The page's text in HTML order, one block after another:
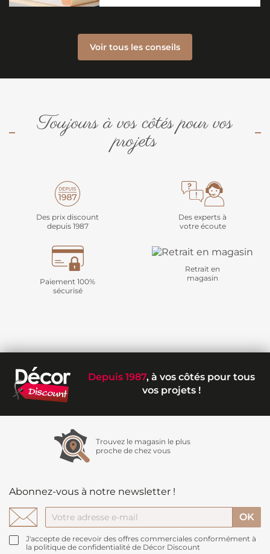
Voir tous les conseils
Toujours à vos côtés pour vos
projets
Des prix discount
depuis 1987
Des experts à
votre écoute
Paiement 100%
sécurisé
Retrait en
magasin
Depuis 1987, à vos côtés pour tous
vos projets !
Trouvez le magasin le plus
proche de chez vous
Abonnez-vous à notre newsletter !
J'accepte de recevoir des offres commerciales conformément à
la politique de confidentialité de Décor Discount